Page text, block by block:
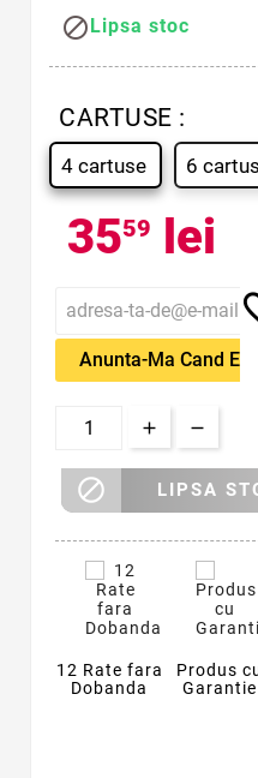
Lipsa stoc
CARTUSE :
4 cartuse 6
3559 lei
Anunta-Ma Cand
 LIPSA
12 Rate fara
Dobanda
Produs
Garantie